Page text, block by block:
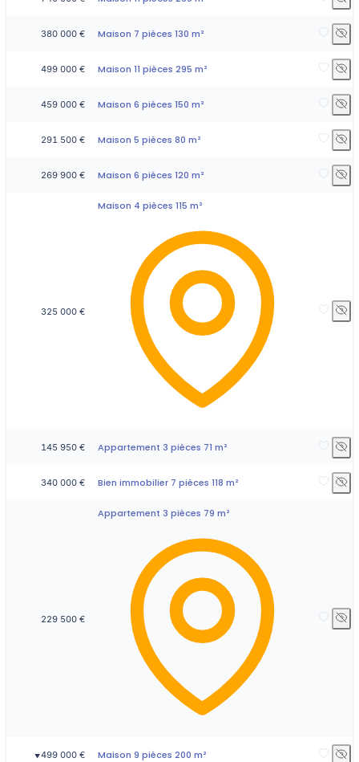
380 000 € Maison 7 pièces 130 m²
499 000 € Maison 11 pièces 295 m²
459 000 € Maison 6 pièces 150 m²
291 500 € Maison 5 pièces 80 m²
269 900 € Maison 6 pièces 120 m²
325 000 €
Maison 4 pièces 115 m²
145 950 € Appartement 3 pièces 71 m²
340 000 € Bien immobilier 7 pièces 118 m²
229 500 €
Appartement 3 pièces 79 m²
▼499 000 € Maison 9 pièces 200 m²